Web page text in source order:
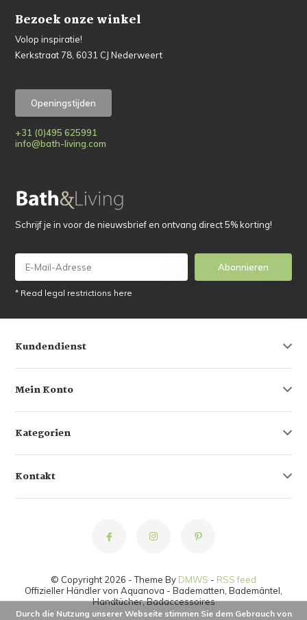
Bezoek onze winkel
Volop inspiratie!
Kerkstraat 78, 6031 CJ Nederweert
Openingstijden
+31 (0)495 625991
info@bath-living.com
Schrijf je in voor de nieuwsbrief en ontvang direct 5% korting!
Abonnieren
* Read legal restrictions here
Kundendienst
Mein Konto
Kategorien
Kontakt
© Copyright 2026 - Theme By DMWS - RSS feed
Offizieller Händler von Aquanova - Badematten, Bademäntel,
Handtücher, Badaccessoires
Durch die Nutzung unserer Webseite stimmen Sie dem Gebrauch von